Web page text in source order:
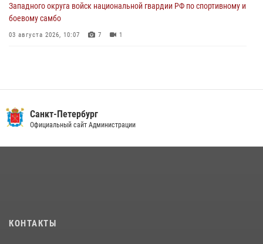
Западного округа войск национальной гвардии РФ по спортивному и
боевому самбо
03 августа 2026, 10:07 7 1
В Красногвардейском районе росгвардейцы задержали хулигана,
угрожавшего мужчине пневматическим пистолетом
на III Международном петербургском цифровом форуме
Санкт-Петербург
Официальный сайт Администрации
КОНТАКТЫ